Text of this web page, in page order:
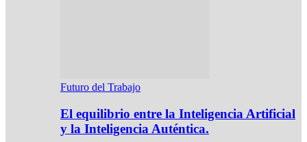
Futuro del Trabajo
El equilibrio entre la Inteligencia Artificial
y la Inteligencia Auténtica.